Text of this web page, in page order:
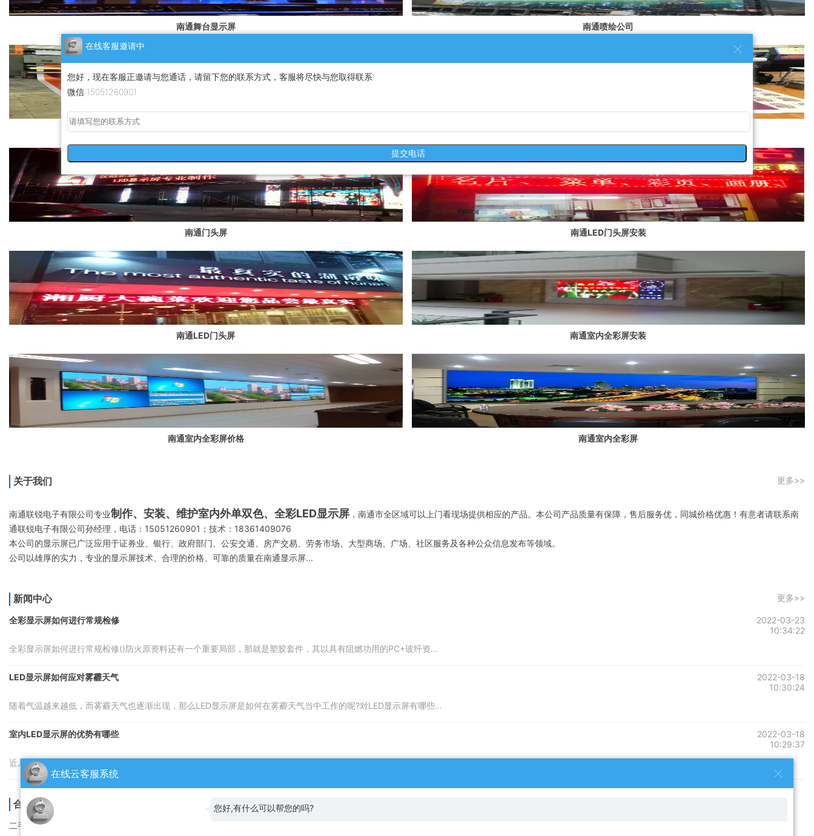
南通舞台显示屏 南通喷绘公司
南通喷绘价格 南通喷绘
南通门头屏 南通LED门头屏安装
南通LED门头屏 南通室内全彩屏安装
南通室内全彩屏价格 南通室内全彩屏
关于我们 更多>>
南通联锐电子有限公司专业制作、安装、维护室内外单双色、全彩LED显示屏 ，南通市全区域可以上门看现场提供相应的产品。本公司产品质量有保障，售后服务优，同城价格优惠！有意者请联系南
通联锐电子有限公司孙经理，电话：15051260901；技术：18361409076
本公司的显示屏已广泛应用于证券业、银行、政府部门、公安交通、房产交易、劳务市场、大型商场、广场、社区服务及各种公众信息发布等领域。
公司以雄厚的实力，专业的显示屏技术、合理的价格、可靠的质量在南通显示屏...
新闻中心 更多>>
全彩显示屏如何进行常规检修
2022-03-23
10:34:22
全彩显示屏如何进行常规检修()防火原资料还有一个重要局部，那就是塑胶套件，其以具有阻燃功用的PC+玻纤资...
LED显示屏如何应对雾霾天气
2022-03-18
10:30:24
随着气温越来越低，而雾霾天气也逐渐出现，那么LED显示屏是如何在雾霾天气当中工作的呢?对LED显示屏有哪些...
室内LED显示屏的优势有哪些
2022-03-18
10:29:37
近几年来，大街小巷都充斥着LED显示屏的身影，现在不仅在室外LED显示非常的火爆，室内LED显示屏的销量也一...
合作伙伴
二手空调出租
在线客服邀请中...
您好，现在客服正邀请与您通话，请留下您的联系方式，客服将尽快与您取得联系!
微信:15051260901
提交电话
在线云客服系统
您好,有什么可以帮您的吗?